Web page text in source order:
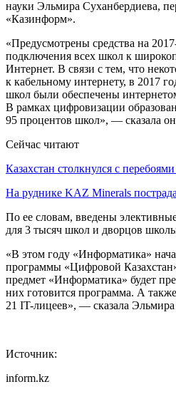
науки Эльмира Суханбердиева,
«Казинформ».
«Предусмотрены средства на
подключения всех школ к
Интернет. В связи с тем, что
к кабельному интернету, в 2017
школ были обеспечены
В рамках цифровизации
95 процентов школ», — сказала
Сейчас читают
Казахстан столкнулся с
На руднике KAZ Minerals
По ее словам, введены
для 3 тысяч школ и дворцов
«В этом году «Информатика»
программы «Цифровой
предмет «Информатика» будет
них готовится программа. А
21 IT-лицеев», — сказала
Источник:
inform.kz